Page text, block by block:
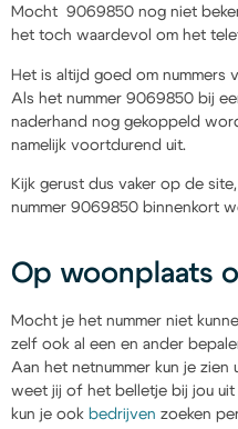
Mocht 9069850 nog niet
het toch waardevol om het
Het is altijd goed om nummers
Als het nummer 9069850 bij
naderhand nog gekoppeld
namelijk voortdurend uit.
Kijk gerust dus vaker op de
nummer 9069850 binnenkort
Op woonplaats
Mocht je het nummer niet
zelf ook al een en ander
Aan het netnummer kun je
weet jij of het belletje bij jou uit
kun je ook bedrijven zoeken